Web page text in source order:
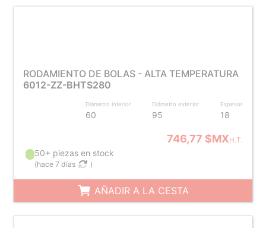
RODAMIENTO DE BOLAS - ALTA TEMPERATURA
6012-ZZ-BHTS280
Diámetro interior
60
Diámetro exterior
95
Espesor
18
746,77 $MXH.T.
50+ piezas en stock
(hace 7 días )
AÑADIR A LA CESTA